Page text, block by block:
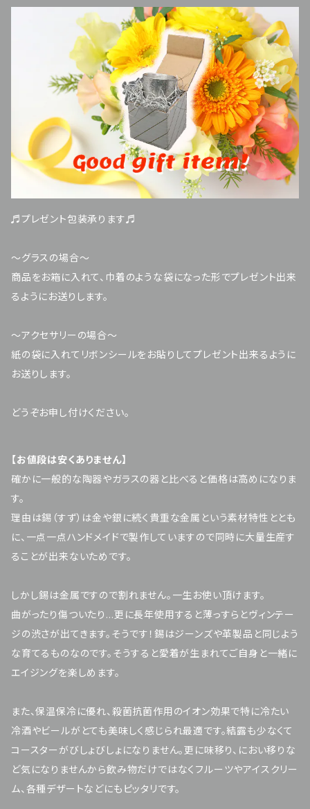
♬プレゼント包装承ります♬
～グラスの場合～
商品をお箱に入れて、巾着のような袋になった形でプレゼント出来
るようにお送りします。
～アクセサリーの場合～
紙の袋に入れてリボンシールをお貼りしてプレゼント出来るように
お送りします。
どうぞお申し付けください。
【お値段は安くありません】
確かに一般的な陶器やガラスの器と比べると価格は高めになりま
す。
理由は錫（すず）は金や銀に続く貴重な金属という素材特性ととも
に、一点一点ハンドメイドで製作していますので同時に大量生産す
ることが出来ないためです。
しかし錫は金属ですので割れません。一生お使い頂けます。
曲がったり傷ついたり…更に長年使用すると薄っすらとヴィンテー
ジの渋さが出てきます。そうです！錫はジーンズや革製品と同じよう
な育てるものなのです。そうすると愛着が生まれてご自身と一緒に
エイジングを楽しめます。
また、保温保冷に優れ、殺菌抗菌作用のイオン効果で特に冷たい
冷酒やビールがとても美味しく感じられ最適です。結露も少なくて
コースターがびしょびしょになりません。更に味移り、におい移りな
ど気になりませんから飲み物だけではなくフルーツやアイスクリー
ム、各種デザートなどにもピッタリです。